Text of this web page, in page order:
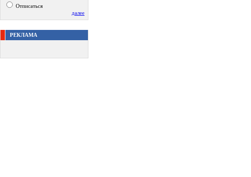
Отписаться
далее
РЕКЛАМА